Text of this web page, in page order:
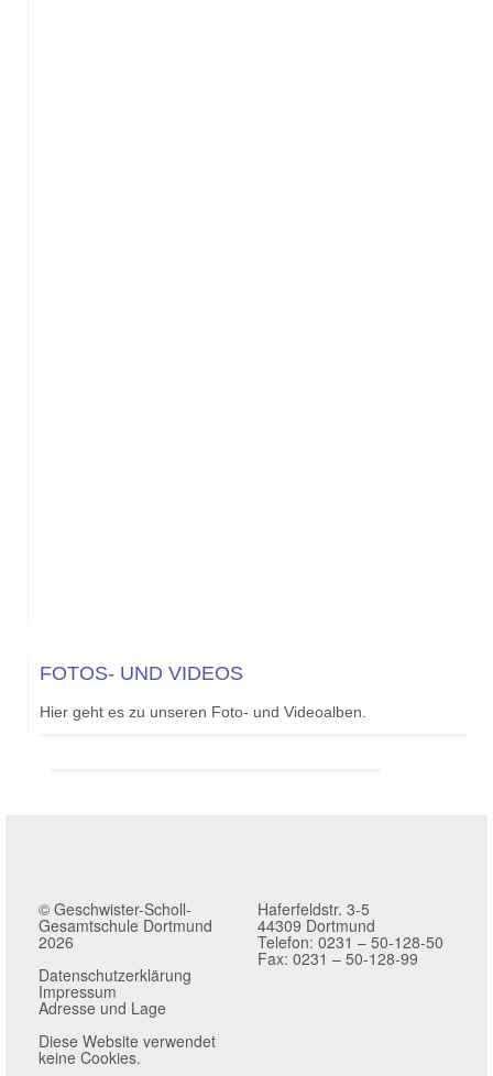
FOTOS- UND VIDEOS
Hier geht es zu unseren Foto- und Videoalben.
© Geschwister-Scholl-
Gesamtschule Dortmund
2026
Datenschutzerklärung
Impressum
Adresse und Lage
Diese Website verwendet
keine Cookies.
Haferfeldstr. 3-5
44309 Dortmund
Telefon: 0231 – 50-128-50
Fax: 0231 – 50-128-99